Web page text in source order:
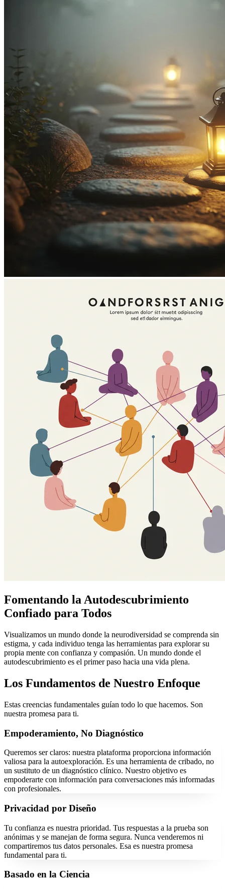
Fomentando la Autodescubrimiento
Confiado para Todos
Visualizamos un mundo donde la neurodiversidad se comprenda sin
estigma, y cada individuo tenga las herramientas para explorar su
propia mente con confianza y compasión. Un mundo donde el
autodescubrimiento es el primer paso hacia una vida plena.
Los Fundamentos de Nuestro Enfoque
Estas creencias fundamentales guían todo lo que hacemos. Son
nuestra promesa para ti.
Empoderamiento, No Diagnóstico
Queremos ser claros: nuestra plataforma proporciona información
valiosa para la autoexploración. Es una herramienta de cribado, no
un sustituto de un diagnóstico clínico. Nuestro objetivo es
empoderarte con información para conversaciones más informadas
con profesionales.
Privacidad por Diseño
Tu confianza es nuestra prioridad. Tus respuestas a la prueba son
anónimas y se manejan de forma segura. Nunca venderemos ni
compartiremos tus datos personales. Esa es nuestra promesa
fundamental para ti.
Basado en la Ciencia